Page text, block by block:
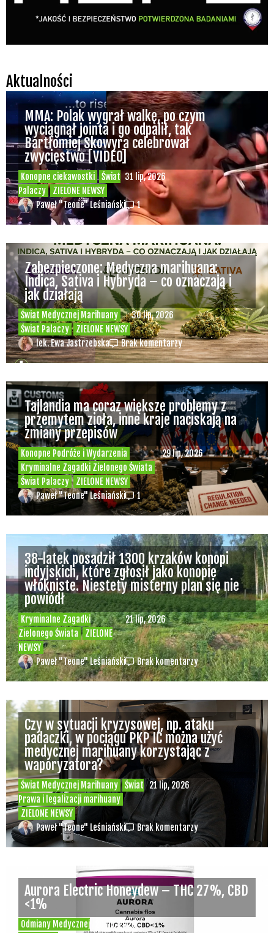
Aktualności
Konopne ciekawostki
Świat
Palaczy
ZIELONE NEWSY
31 lip, 2026
MMA: Polak wygrał walkę, po czym
wyciągnął jointa i go odpalił, tak
Bartłomiej Skowyra celebrował
zwycięstwo [VIDEO]
Paweł "Teone" Leśniański 1
Świat Medycznej Marihuany
Świat Palaczy
ZIELONE NEWSY
30 lip, 2026
Zabezpieczone: Medyczna marihuana:
Indica, Sativa i Hybryda – co oznaczają i
jak działają
lek. Ewa Jastrzebska Brak komentarzy
Konopne Podróże i Wydarzenia
Kryminalne Zagadki Zielonego Świata
Świat Palaczy
ZIELONE NEWSY
29 lip, 2026
Tajlandia ma coraz większe problemy z
przemytem zioła, inne kraje naciskają na
zmiany przepisów
Paweł "Teone" Leśniański 1
Kryminalne Zagadki
Zielonego Świata
ZIELONE
NEWSY
21 lip, 2026
38-latek posadził 1300 krzaków konopi
indyjskich, które zgłosił jako konopie
włókniste. Niestety misterny plan się nie
powiódł
Paweł "Teone" Leśniański Brak komentarzy
Świat Medycznej Marihuany
Świat
Prawa i legalizacji marihuany
ZIELONE NEWSY
21 lip, 2026
Czy w sytuacji kryzysowej, np. ataku
padaczki, w pociągu PKP IC można użyć
medycznej marihuany korzystając z
waporyzatora?
Paweł "Teone" Leśniański Brak komentarzy
Odmiany Medycznej
20 lip, 2026
Aurora Electric Honeydew – THC 27%, CBD
<1%